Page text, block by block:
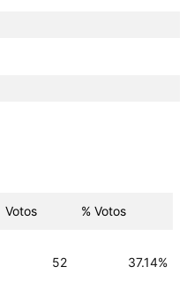
Votos % Votos
52 37.14%